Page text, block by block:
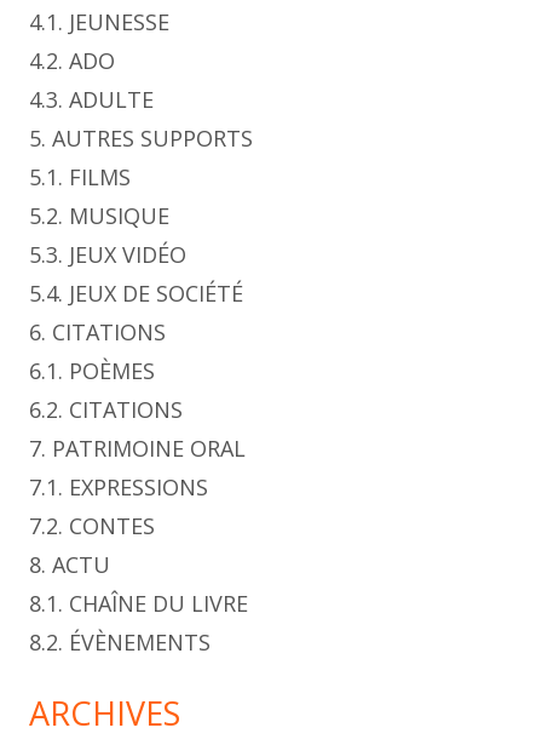
4.1. JEUNESSE
4.2. ADO
4.3. ADULTE
5. AUTRES SUPPORTS
5.1. FILMS
5.2. MUSIQUE
5.3. JEUX VIDÉO
5.4. JEUX DE SOCIÉTÉ
6. CITATIONS
6.1. POÈMES
6.2. CITATIONS
7. PATRIMOINE ORAL
7.1. EXPRESSIONS
7.2. CONTES
8. ACTU
8.1. CHAÎNE DU LIVRE
8.2. ÉVÈNEMENTS
ARCHIVES